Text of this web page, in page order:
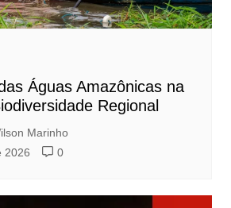
Águas Amazônicas na
Regional
Marinho
2026
0